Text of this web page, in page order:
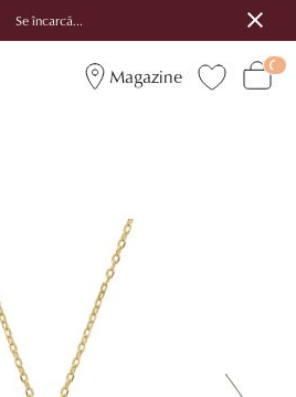
Se încarcă...
Magazine